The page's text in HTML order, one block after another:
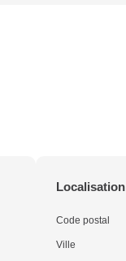
Localisation
Code postal
Ville